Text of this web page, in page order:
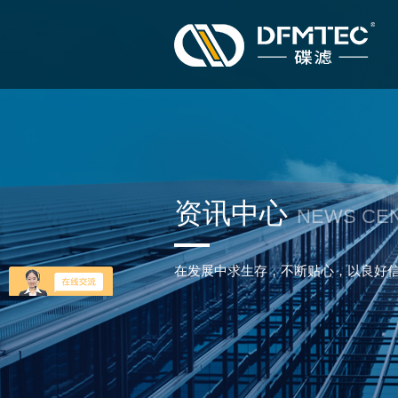
资讯中心 NEWS
在发展中求生存，不断贴心，以良好